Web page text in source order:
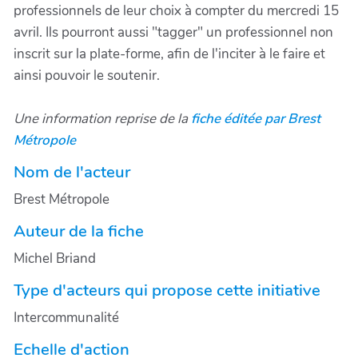
professionnels de leur choix à compter du mercredi 15
avril. Ils pourront aussi "tagger" un professionnel non
inscrit sur la plate-forme, afin de l'inciter à le faire et
ainsi pouvoir le soutenir.
Une information reprise de la fiche éditée par Brest
Métropole
Nom de l'acteur
Brest Métropole
Auteur de la fiche
Michel Briand
Type d'acteurs qui propose cette initiative
Intercommunalité
Echelle d'action